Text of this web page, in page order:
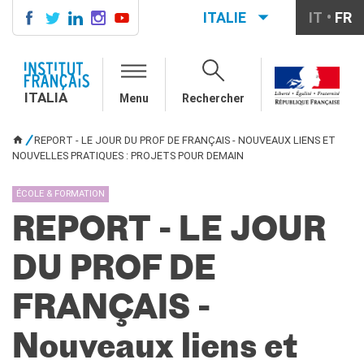
COURS DE FRANÇAIS
LE MONDE SCOLAIRE
Contatti
Francofonia
Studenti
Formation professionnelle
SPECTACLE VIVANT ET
ARTS VISUELS
La festa della musica
Nouveau Grand Tour
Exaequa
ITALIE IT FR
ITALIA Menu Rechercher
VOUS ÊTES ICI
REPORT - LE JOUR DU PROF DE FRANÇAIS - NOUVEAUX LIENS ET
NOUVELLES PRATIQUES : PROJETS POUR DEMAIN
ÉCOLE & FORMATION
REPORT - LE JOUR
DU PROF DE
FRANÇAIS -
Nouveaux liens et